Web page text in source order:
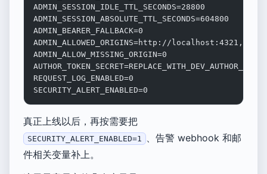
ADMIN_SESSION_IDLE_TTL_SECONDS=28800
ADMIN_SESSION_ABSOLUTE_TTL_SECONDS=604800
ADMIN_BEARER_FALLBACK=0
ADMIN_ALLOWED_ORIGINS=http://
ADMIN_ALLOW_MISSING_ORIGIN=0
REQUEST_LOG_ENABLED=0
SECURITY_ALERT_ENABLED=0
真正上线以后，再按需要把
SECURITY_ALERT_ENABLED=1
、告警 webhook 和邮
件相关变量补上。